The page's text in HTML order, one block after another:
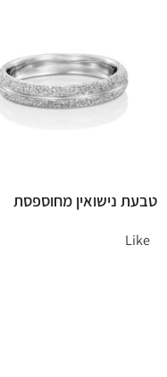
טבעת נישואין מחוספסת
Like